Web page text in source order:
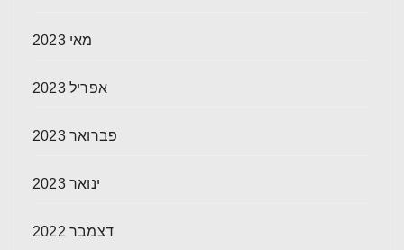
מאי 2023
אפריל 2023
פברואר 2023
ינואר 2023
דצמבר 2022